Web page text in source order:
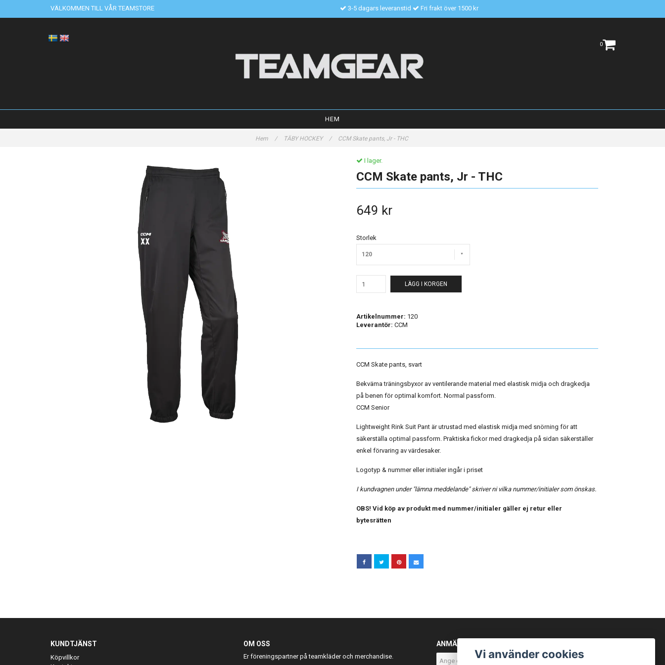
VÄLKOMMEN TILL VÅR TEAMSTORE 3-5 dagars leveranstid Fri frakt över 1500 kr
0
HEM
Hem / TÄBY HOCKEY / CCM Skate pants, Jr - THC
I lager.
CCM Skate pants, Jr - THC
649 kr
Storlek
120
LÄGG I KORGEN
Artikelnummer: 120
Leverantör: CCM
CCM Skate pants, svart
Bekväma träningsbyxor av ventilerande material med elastisk midja och dragkedja
på benen för optimal komfort. Normal passform.
CCM Senior
Lightweight Rink Suit Pant är utrustad med elastisk midja med snörning för att
säkerställa optimal passform. Praktiska fickor med dragkedja på sidan säkerställer
enkel förvaring av värdesaker.
Logotyp & nummer eller initialer ingår i priset
I kundvagnen under "lämna meddelande" skriver ni vilka nummer/initialer som önskas.
OBS! Vid köp av produkt med nummer/initialer gäller ej retur eller
bytesrätten
KUNDTJÄNST
Köpvillkor
OM OSS
Er föreningspartner på teamkläder och merchandise.
ANMÄL DIG TILL VÅRT NYHETSBREV
Prenumerera
Vi använder cookies